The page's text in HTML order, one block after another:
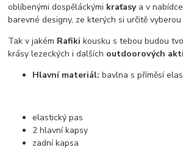
oblíbenými dospěláckými kraťasya v
barevné designy, ze kterých si určitě
Tak v jakém Rafiki kousku s tebou budou
krásy lezeckých i dalších outdoorových
Hlavní materiál: bavlna s příměsí
elastický pas
2 hlavní kapsy
zadní kapsa